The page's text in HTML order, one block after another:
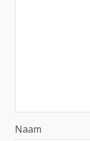
Naam